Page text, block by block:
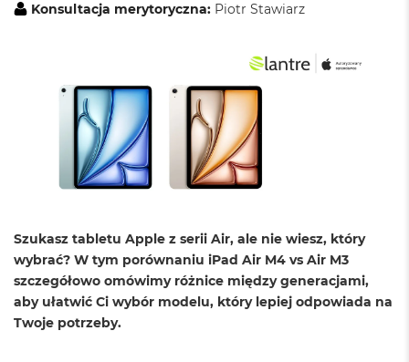
W
g
u
a
c
B
o
o
k
Konsultacja merytoryczna: Piotr Stawiarz
Szukasz tabletu Apple z serii Air, ale nie wiesz, który
wybrać? W tym porównaniu iPad Air M4 vs Air M3
szczegółowo omówimy różnice między generacjami,
aby ułatwić Ci wybór modelu, który lepiej odpowiada na
Twoje potrzeby.